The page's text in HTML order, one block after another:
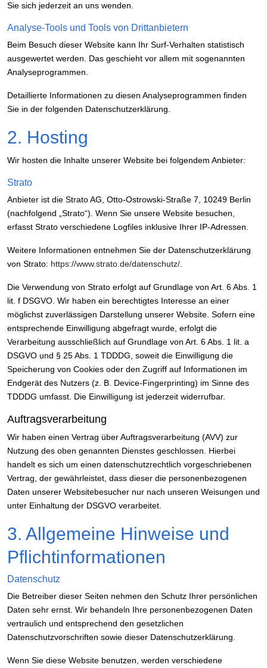
Sie sich jederzeit an uns wenden.
Analyse-Tools und Tools von Dritt­anbietern
Beim Besuch dieser Website kann Ihr Surf-Verhalten statistisch
ausgewertet werden. Das geschieht vor allem mit sogenannten
Analyseprogrammen.
Detaillierte Informationen zu diesen Analyseprogrammen finden
Sie in der folgenden Datenschutzerklärung.
2. Hosting
Wir hosten die Inhalte unserer Website bei folgendem Anbieter:
Strato
Anbieter ist die Strato AG, Otto-Ostrowski-Straße 7, 10249 Berlin
(nachfolgend „Strato“). Wenn Sie unsere Website besuchen,
erfasst Strato verschiedene Logfiles inklusive Ihrer IP-Adressen.
Weitere Informationen entnehmen Sie der Datenschutzerklärung
von Strato: https://www.strato.de/datenschutz/.
Die Verwendung von Strato erfolgt auf Grundlage von Art. 6 Abs. 1
lit. f DSGVO. Wir haben ein berechtigtes Interesse an einer
möglichst zuverlässigen Darstellung unserer Website. Sofern eine
entsprechende Einwilligung abgefragt wurde, erfolgt die
Verarbeitung ausschließlich auf Grundlage von Art. 6 Abs. 1 lit. a
DSGVO und § 25 Abs. 1 TDDDG, soweit die Einwilligung die
Speicherung von Cookies oder den Zugriff auf Informationen im
Endgerät des Nutzers (z. B. Device-Fingerprinting) im Sinne des
TDDDG umfasst. Die Einwilligung ist jederzeit widerrufbar.
Auftragsverarbeitung
Wir haben einen Vertrag über Auftragsverarbeitung (AVV) zur
Nutzung des oben genannten Dienstes geschlossen. Hierbei
handelt es sich um einen datenschutzrechtlich vorgeschriebenen
Vertrag, der gewährleistet, dass dieser die personenbezogenen
Daten unserer Websitebesucher nur nach unseren Weisungen und
unter Einhaltung der DSGVO verarbeitet.
3. Allgemeine Hinweise und
Pflicht­informationen
Datenschutz
Die Betreiber dieser Seiten nehmen den Schutz Ihrer persönlichen
Daten sehr ernst. Wir behandeln Ihre personenbezogenen Daten
vertraulich und entsprechend den gesetzlichen
Datenschutzvorschriften sowie dieser Datenschutzerklärung.
Wenn Sie diese Website benutzen, werden verschiedene